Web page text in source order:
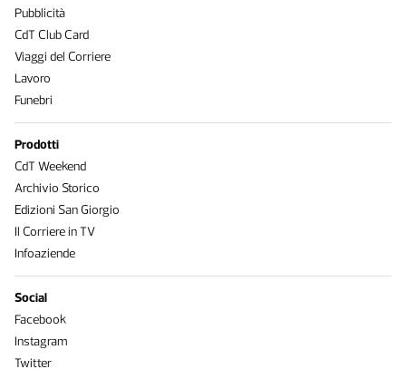
Pubblicità
CdT Club Card
Viaggi del Corriere
Lavoro
Funebri
Prodotti
CdT Weekend
Archivio Storico
Edizioni San Giorgio
Il Corriere in TV
Infoaziende
Social
Facebook
Instagram
Twitter